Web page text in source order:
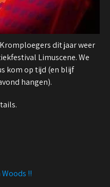
dit jaar weer
Limuscene. We
kom op tijd (en blijf
hangen).
!!